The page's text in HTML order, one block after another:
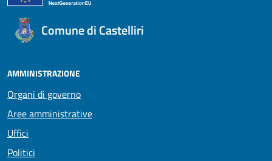
Comune di Castelliri
AMMINISTRAZIONE
Organi di governo
Aree amministrative
Uffici
Politici